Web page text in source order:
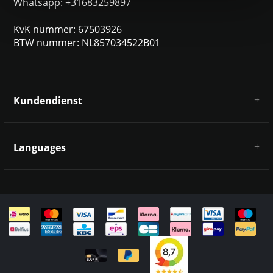
KvK nummer: 67503926
BTW nummer: NL857034522B01
Kundendienst
Haftungsausschluss und Datenschutz
Sitemap
Languages
English